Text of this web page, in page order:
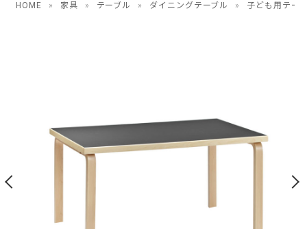
HOME » 家具 » テーブル » ダイニングテーブル » 子ども用テー